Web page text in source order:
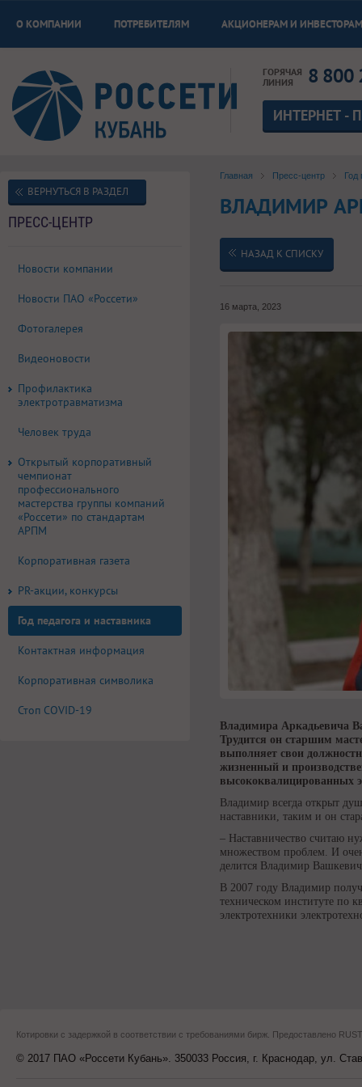
О КОМПАНИИ ПОТРЕБИТЕЛЯМ АКЦИОНЕРАМ И ИНВЕСТОРАМ
ГОРЯЧАЯ
ЛИНИЯ
8 800
ИНТЕРНЕТ -
Главная Пресс-центр Год
ВЛАДИМИР
НАЗАД К СПИСКУ
16 марта, 2023
Владимира Аркадьевича
Трудится он старшим
выполняет свои
жизненный и
высококвалицированных
Владимир всегда открыт
наставники, таким и он
– Наставничество считаю
множеством проблем. И
делится Владимир
В 2007 году Владимир
техническом институте по
электротехники
ВЕРНУТЬСЯ В РАЗДЕЛ
ПРЕСС-ЦЕНТР
Новости компании
Новости ПАО «Россети»
Фотогалерея
Видеоновости
Профилактика
электротравматизма
Человек труда
Открытый корпоративный
чемпионат
профессионального
мастерства группы компаний
«Россети» по стандартам
АРПМ
Корпоративная газета
PR-акции, конкурсы
Год педагога и наставника
Контактная информация
Корпоративная символика
Стоп COVID-19
Котировки с задержкой в соответствии с требованиями бирж. Предоставлено
© 2017 ПАО «Россети Кубань». 350033 Россия, г. Краснодар, ул.